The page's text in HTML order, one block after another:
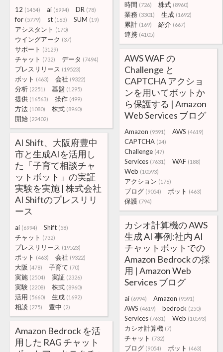
時間 (726) 株式 (8960)
業務 (3301) 生成 (1692)
累計 (169) 紹介 (667)
連携 (4105)
12 (1454) ai (6994) DR (78)
for (5779) st (163) SUM (19)
アシスタント (170)
ウイングアーク (37)
サポート (3129)
チャット (732) データ (7494)
プレスリリース (19523)
ボット (463) 会社 (9322)
分析 (2251) 基盤 (1295)
提供 (16563) 操作 (499)
方法 (1080) 株式 (8960)
開始 (22402)
AWS WAF の
Challenge と
CAPTCHA アクショ
ンを用いてボットか
ら保護する | Amazon
Web Services ブログ
Amazon (9591) AWS (4619)
CAPTCHA (24)
Challenge (47)
Services (7631) WAF (188)
Web (10593)
アクション (176)
ブログ (9054) ボット (463)
保護 (794)
AI Shift、大阪府豊中
市と生成AIを活用し
た「子育て相談チャ
ットボット」の実証
実験を実施 | 株式会社
AI Shiftのプレスリリ
ース
ai (6994) Shift (58)
チャット (732)
プレスリリース (19523)
ボット (463) 会社 (9322)
大阪 (478) 子育て (70)
実施 (2504) 実証 (2326)
実験 (2208) 株式 (8960)
活用 (5660) 生成 (1692)
相談 (275) 豊中 (2)
カシオ計算機の AWS
生成 AI 事例:社内 AI
チャットボットでの
Amazon Bedrock の採
用 | Amazon Web
Services ブログ
ai (6994) Amazon (9591)
AWS (4619) bedrock (250)
Services (7631) Web (10593)
カシオ計算機 (7)
チャット (732)
ブログ (9054) ボット (463)
Amazon Bedrock を活
用した RAG チャット